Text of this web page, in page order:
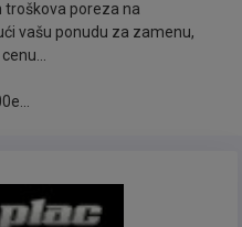
prozora napred,
na sebi,
Senzore za
Mp3 muziku,
većine koja se u
troškova poreza na
vašu ponudu za zamenu,